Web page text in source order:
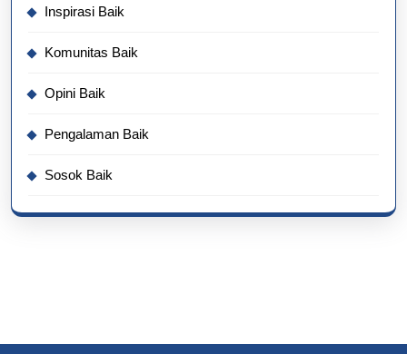
Inspirasi Baik
Komunitas Baik
Opini Baik
Pengalaman Baik
Sosok Baik